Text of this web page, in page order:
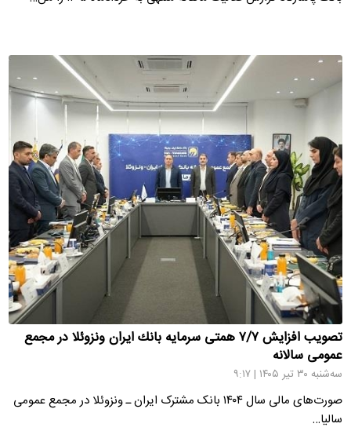
تصویب افزایش ۷/۷ همتی سرمایه بانك ایران ونزوئلا در مجمع
عمومی سالانه
سه‌شنبه ۳۰ تیر ۱۴۰۵ | ۹:۱۷
صورت‌های مالی سال ۱۴۰۴ بانک مشترک ایران ـ ونزوئلا در مجمع عمومی
سالیا…